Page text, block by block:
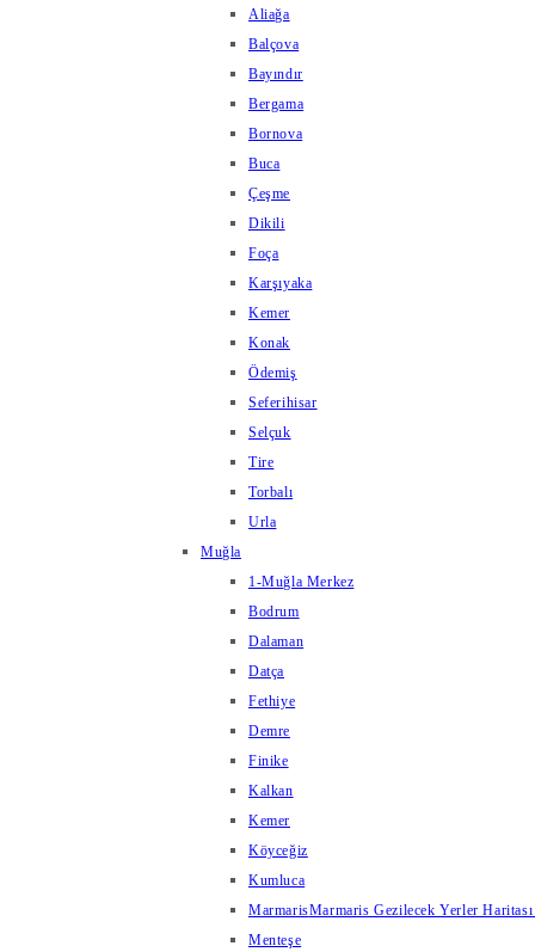
Aliağa
Balçova
Bayındır
Bergama
Bornova
Buca
Çeşme
Dikili
Foça
Karşıyaka
Kemer
Konak
Ödemiş
Seferihisar
Selçuk
Tire
Torbalı
Urla
Muğla
1-Muğla Merkez
Bodrum
Dalaman
Datça
Fethiye
Demre
Finike
Kalkan
Kemer
Köyceğiz
Kumluca
MarmarisMarmaris Gezilecek Yerler
Menteşe